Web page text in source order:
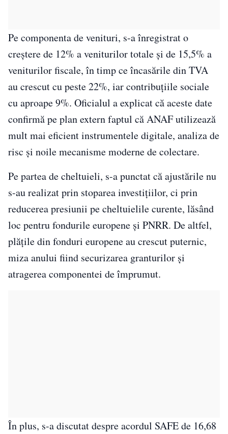
Pe componenta de venituri, s-a înregistrat o
creștere de 12% a veniturilor totale și de 15,5% a
veniturilor fiscale, în timp ce încasările din TVA
au crescut cu peste 22%, iar contribuțiile sociale
cu aproape 9%. Oficialul a explicat că aceste date
confirmă pe plan extern faptul că ANAF utilizează
mult mai eficient instrumentele digitale, analiza de
risc și noile mecanisme moderne de colectare.
Pe partea de cheltuieli, s-a punctat că ajustările nu
s-au realizat prin stoparea investițiilor, ci prin
reducerea presiunii pe cheltuielile curente, lăsând
loc pentru fondurile europene și PNRR. De altfel,
plățile din fonduri europene au crescut puternic,
miza anului fiind securizarea granturilor și
atragerea componentei de împrumut.
În plus, s-a discutat despre acordul SAFE de 16,68